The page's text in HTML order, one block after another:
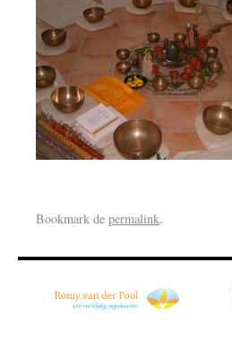
Bookmark de permalink.